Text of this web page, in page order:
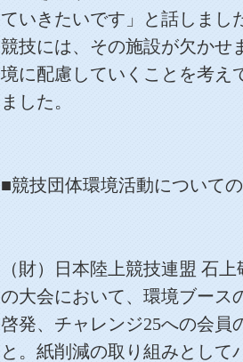
ていきたいです」と話しまし
競技には、その施設が欠かせ
境に配慮していくことを考え
ました。
■競技団体環境活動について
（財）日本陸上競技連盟 石
の大会において、環境ブース
啓発、チャレンジ25への会員
と。紙削減の取り組みとして